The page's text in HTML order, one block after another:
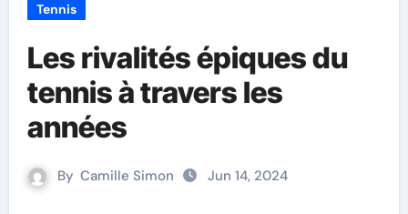
Tennis
Les rivalités épiques du
tennis à travers les
années
By Camille Simon Jun 14, 2024